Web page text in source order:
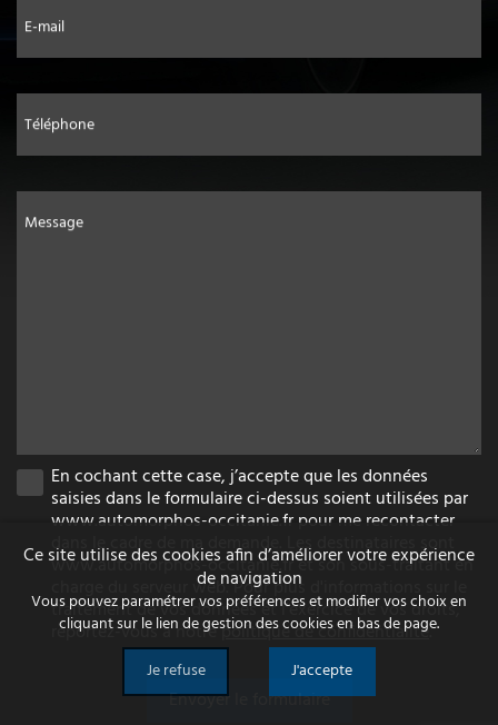
E-mail
Téléphone
Message
En cochant cette case, j’accepte que les données
saisies dans le formulaire ci-dessus soient utilisées par
www.automorphos-occitanie.fr pour me recontacter
dans le cadre de ma demande. Les destinataires sont
www.automorphos-occitanie.fr et son sous-traitant en
charge du serveur web. Pour plus d'informations sur le
traitement de vos données et l'exercice de vos droits,
reportez-vous à notrepolitique de confidentialité.
Ce site utilise des cookies afin d’améliorer votre expérience
de navigation
Vous pouvez paramétrer vos préférences et modifier vos choix en
cliquant sur le lien de gestion des cookies en bas de page.
Je refuse
J'accepte